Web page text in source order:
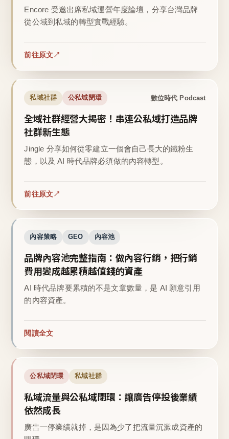
Encore 受邀出席私域運營年度論壇，分享台灣品牌
從公域到私域的轉型實戰經驗。
前往原文
私域社群 公私域閉環 數位時代 Podcast
全域社群經營大揭密！串連公私域打造品牌
社群新生態
Jingle 分享如何從零建立一個會自己長大的鐵粉生
態，以及 AI 時代品牌必須做的內容轉型。
前往原文
內容策略 GEO 內容池
品牌內容池完整指南：做內容行銷，把行銷
費用變成越累積越值錢的資產
AI 時代品牌要累積的不是文章數量，是 AI 願意引用
的內容資產。
閱讀全文
公私域閉環 私域社群
私域流量與公私域閉環：讓廣告停投後業績
依然成長
廣告一停業績就掉，是因為少了把流量沉澱成資產的